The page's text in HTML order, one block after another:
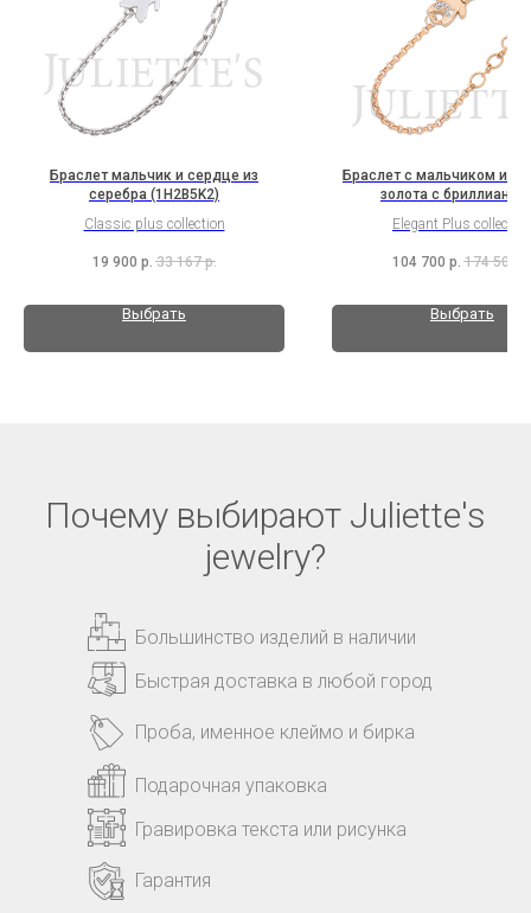
Браслет мальчик и сердце из
серебра (1H2B5K2)
Classic plus collection
19 900 р. 33 167 р.
Выбрать
Браслет с мальчиком из
золота с
(2H5B10K2Sh1b)
Elegant Plus collection
104 700 р. 174 500
Выбрать
Почему выбирают Juliette's
jewelry?
Большинство изделий в наличии
Быстрая доставка в любой город
Подарочная упаковка
Гравировка текста или рисунка
Проба, именное клеймо и бирка
Гарантия